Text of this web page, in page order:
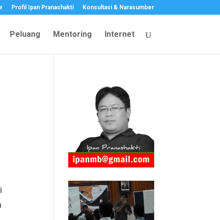
Profil Ipan Pranashakti Konsultasi & Narasumber
Peluang Mentoring Internet